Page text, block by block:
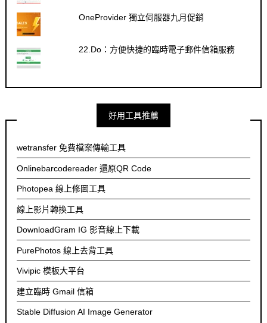
OneProvider 獨立伺服器九月促銷
22.Do：方便快捷的臨時電子郵件信箱服務
好用工具推薦
wetransfer 免費檔案傳輸工具
Onlinebarcodereader 還原QR Code
Photopea 線上修圖工具
線上影片轉換工具
DownloadGram IG 影音線上下載
PurePhotos 線上去背工具
Vivipic 模板大平台
建立臨時 Gmail 信箱
Stable Diffusion AI Image Generator